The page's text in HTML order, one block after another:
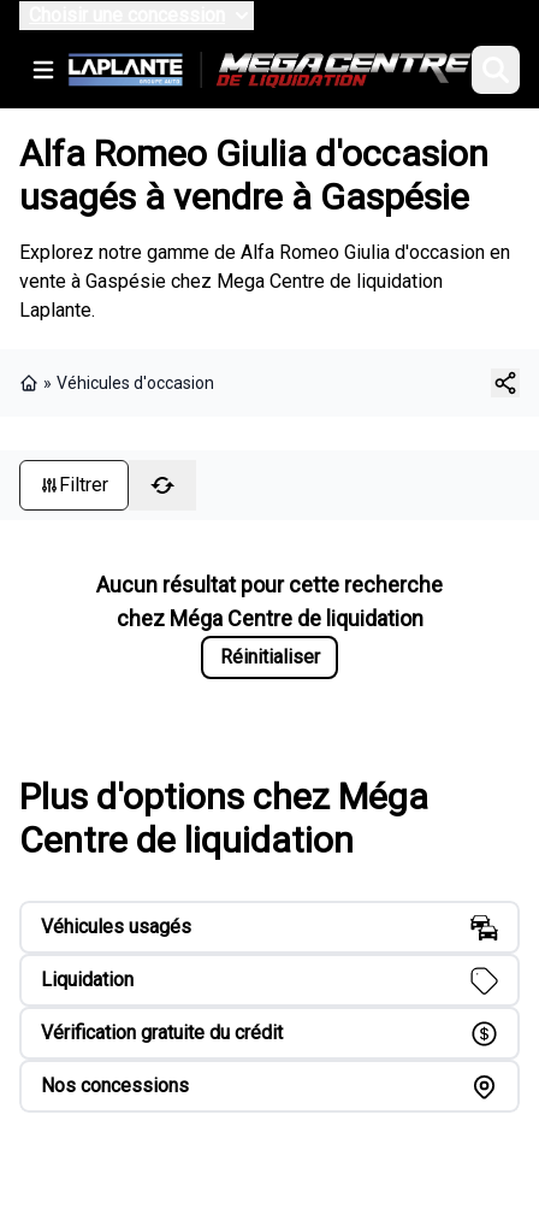
Alfa Romeo Giulia d'occasion
usagés à vendre à Gaspésie
Explorez notre gamme de Alfa Romeo Giulia d'occasion en
vente à Gaspésie chez Mega Centre de liquidation
Laplante.
» Véhicules d'occasion
Filtrer
Aucun résultat pour cette recherche
chez Méga Centre de liquidation
Réinitialiser
Plus d'options chez Méga
Centre de liquidation
Véhicules usagés
Liquidation
Vérification gratuite du crédit
Nos concessions